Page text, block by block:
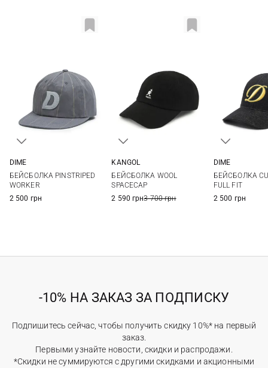
DIME
БЕЙСБОЛКА PINSTRIPED
WORKER
2 500 грн
KANGOL
БЕЙСБОЛКА WOOL
SPACECAP
2 590 грн3 700 грн
DIME
БЕЙСБОЛКА
FULL FIT
2 500 грн
-10% НА ЗАКАЗ ЗА ПОДПИСКУ
Подпишитесь сейчас, чтобы получить скидку 10%* на первый
заказ.
Первыми узнайте новости, скидки и распродажи.
*Скидки не суммируются с другими скидками и акционными